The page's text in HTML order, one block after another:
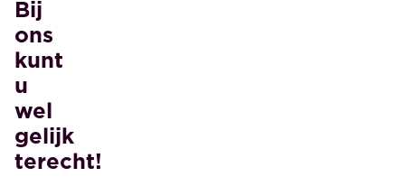
Bij
ons
kunt
u
wel
gelijk
terecht!